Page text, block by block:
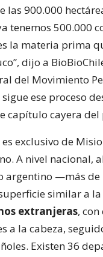
las 900.000
tenemos 500.000
la materia prima
dijo a
del Movimiento
ese proceso
capítulo cayera del
exclusivo de
A nivel nacional,
argentino —más de
similar a
extranjeras,
a la cabeza,
Existen 36